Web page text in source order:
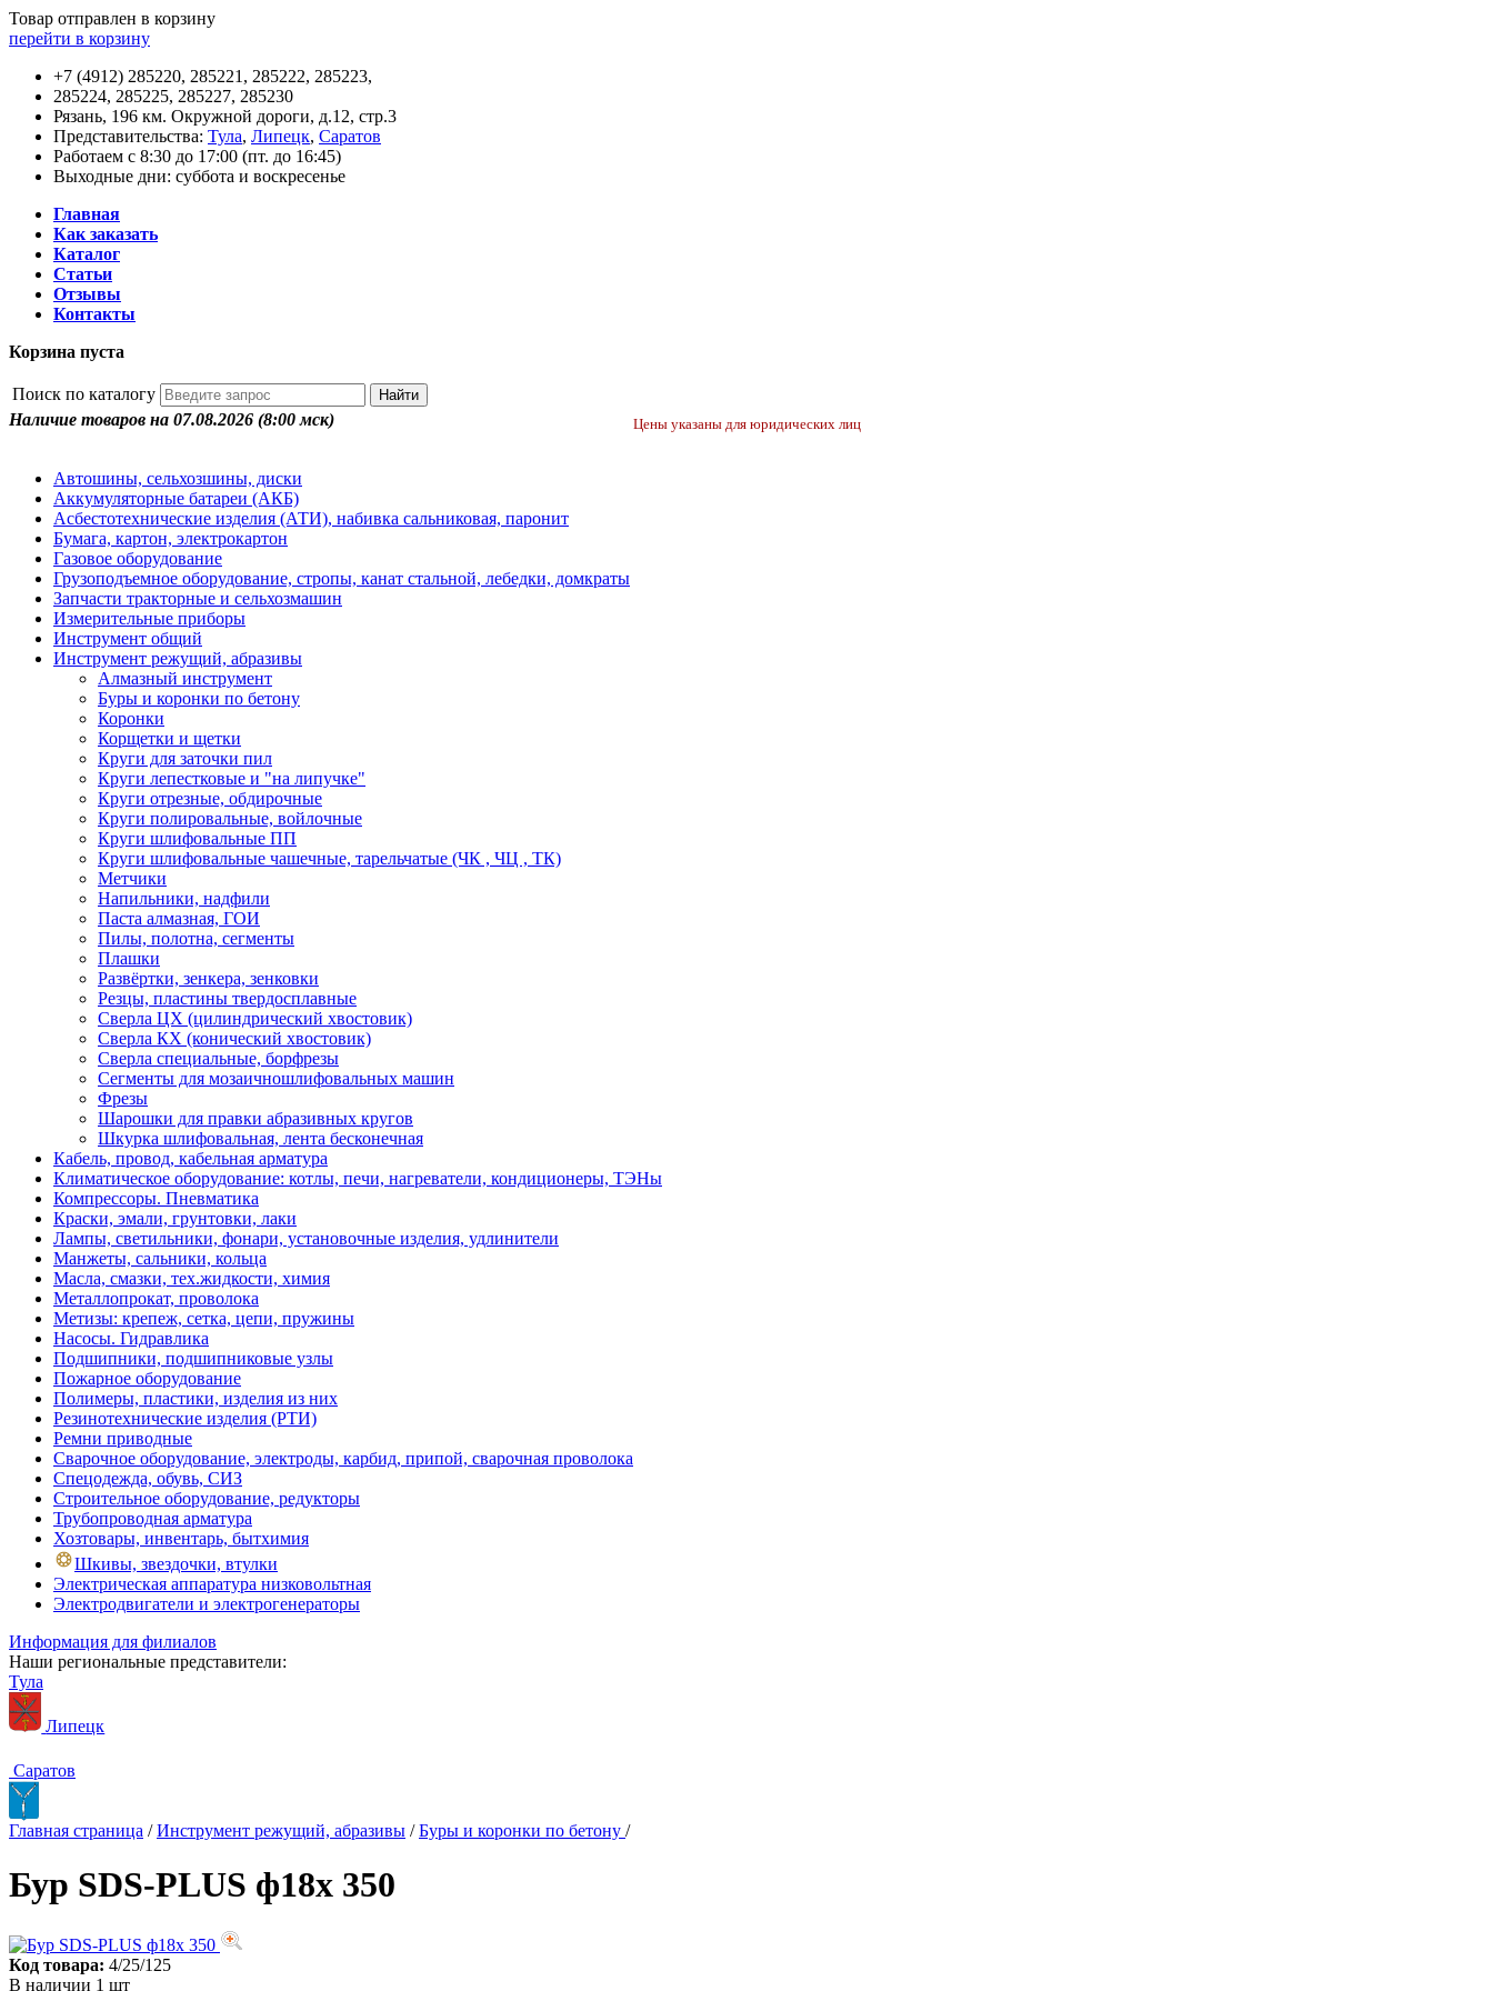
Товар отправлен в корзину
перейти в корзину
+7 (4912) 285220, 285221, 285222, 285223,
285224, 285225, 285227, 285230
Рязань, 196 км. Окружной дороги, д.12, стр.3
Представительства: Тула, Липецк, Саратов
Работаем с 8:30 до 17:00 (пт. до 16:45)
Выходные дни: суббота и воскресенье
Главная
Как заказать
Каталог
Статьи
Отзывы
Контакты
Корзина пуста
Поиск по каталогу
Наличие товаров на 07.08.2026 (8:00 мск) Цены указаны для юридических лиц
Автошины, сельхозшины, диски
Аккумуляторные батареи (АКБ)
Асбестотехнические изделия (АТИ), набивка сальниковая, паронит
Бумага, картон, электрокартон
Газовое оборудование
Грузоподъемное оборудование, стропы, канат стальной, лебедки, домкраты
Запчасти тракторные и сельхозмашин
Измерительные приборы
Инструмент общий
Инструмент режущий, абразивы
Алмазный инструмент
Буры и коронки по бетону
Коронки
Корщетки и щетки
Круги для заточки пил
Круги лепестковые и "на липучке"
Круги отрезные, обдирочные
Круги полировальные, войлочные
Круги шлифовальные ПП
Круги шлифовальные чашечные, тарельчатые (ЧК , ЧЦ , ТК)
Метчики
Напильники, надфили
Паста алмазная, ГОИ
Пилы, полотна, сегменты
Плашки
Развёртки, зенкера, зенковки
Резцы, пластины твердосплавные
Сверлa ЦХ (цилиндрический хвостовик)
Сверла КХ (конический хвостовик)
Сверла специальные, борфрезы
Сегменты для мозаичношлифовальных машин
Фрезы
Шарошки для правки абразивных кругов
Шкурка шлифовальная, лента бесконечная
Кабель, провод, кабельная арматура
Климатическое оборудование: котлы, печи, нагреватели, кондиционеры, ТЭНы
Компрессоры. Пневматика
Краски, эмали, грунтовки, лаки
Лампы, светильники, фонари, установочные изделия, удлинители
Манжеты, сальники, кольца
Масла, смазки, тех.жидкости, химия
Металлопрокат, проволока
Метизы: крепеж, сетка, цепи, пружины
Насосы. Гидравлика
Подшипники, подшипниковые узлы
Пожарное оборудование
Полимеры, пластики, изделия из них
Резинотехнические изделия (РТИ)
Ремни приводные
Сварочное оборудование, электроды, карбид, припой, сварочная проволока
Спецодежда, обувь, СИЗ
Строительное оборудование, редукторы
Трубопроводная арматура
Хозтовары, инвентарь, бытхимия
Шкивы, звездочки, втулки
Электрическая аппаратура низковольтная
Электродвигатели и электрогенераторы
Информация для филиалов
Наши региональные представители:
Тула
Липецк
Саратов
Главная страница / Инструмент режущий, абразивы / Буры и коронки по бетону /
Бур SDS-PLUS ф18х 350
Код товара: 4/25/125
В наличии 1 шт